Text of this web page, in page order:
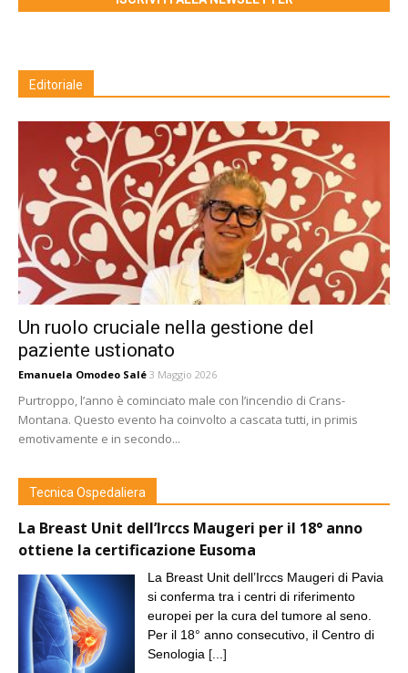
Editoriale
Un ruolo cruciale nella gestione del
paziente ustionato
Emanuela Omodeo Salé 3 Maggio 2026
Purtroppo, l’anno è cominciato male con l’incendio di Crans-
Montana. Questo evento ha coinvolto a cascata tutti, in primis
emotivamente e in secondo...
Tecnica Ospedaliera
La Breast Unit dell’Irccs Maugeri per il 18° anno
ottiene la certificazione Eusoma
La Breast Unit dell’Irccs Maugeri di Pavia
si conferma tra i centri di riferimento
europei per la cura del tumore al seno.
Per il 18° anno consecutivo, il Centro di
Senologia [...]